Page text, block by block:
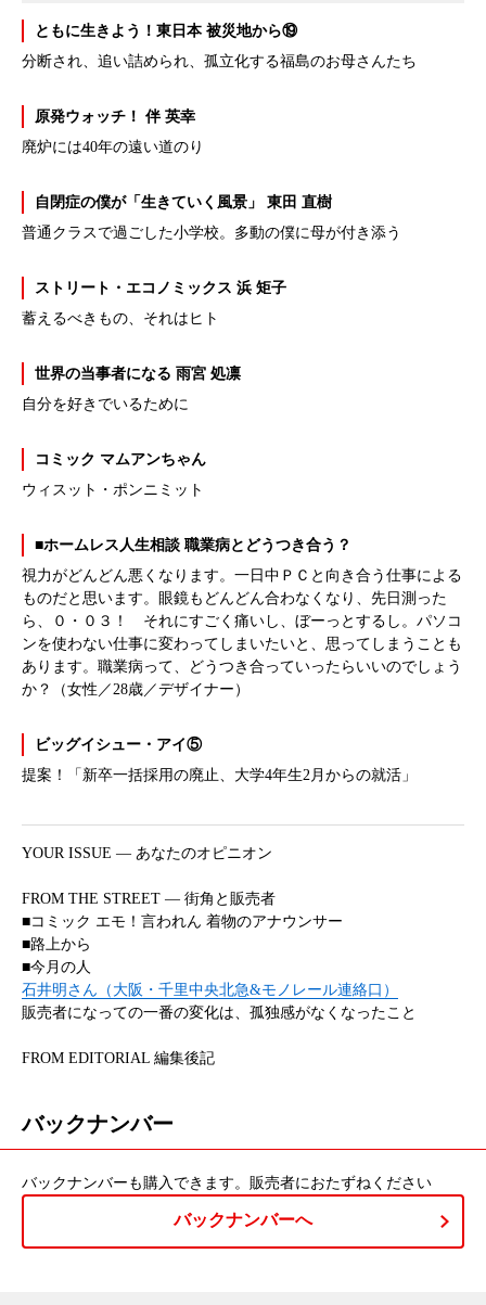
ともに生きよう！東日本 被災地から⑲
分断され、追い詰められ、孤立化する福島のお母さんたち
原発ウォッチ！ 伴 英幸
廃炉には40年の遠い道のり
自閉症の僕が「生きていく風景」 東田 直樹
普通クラスで過ごした小学校。多動の僕に母が付き添う
ストリート・エコノミックス 浜 矩子
蓄えるべきもの、それはヒト
世界の当事者になる 雨宮 処凛
自分を好きでいるために
コミック マムアンちゃん
ウィスット・ポンニミット
■ホームレス人生相談 職業病とどうつき合う？
視力がどんどん悪くなります。一日中ＰＣと向き合う仕事による
ものだと思います。眼鏡もどんどん合わなくなり、先日測った
ら、０・０３！ それにすごく痛いし、ぼーっとするし。パソコ
ンを使わない仕事に変わってしまいたいと、思ってしまうことも
あります。職業病って、どうつき合っていったらいいのでしょう
か？（女性／28歳／デザイナー）
ビッグイシュー・アイ⑤
提案！「新卒一括採用の廃止、大学4年生2月からの就活」
YOUR ISSUE ― あなたのオピニオン
FROM THE STREET ― 街角と販売者
■コミック エモ！言われん 着物のアナウンサー
■路上から
■今月の人
石井明さん（大阪・千里中央北急&モノレール連絡口）
販売者になっての一番の変化は、孤独感がなくなったこと
FROM EDITORIAL 編集後記
バックナンバー
バックナンバーも購入できます。販売者におたずねください
バックナンバーへ